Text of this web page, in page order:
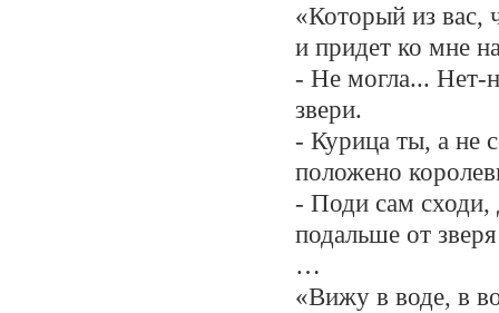
«Который из вас,
и придет ко мне
- Не могла... Нет-
звери.
- Курица ты, а не
положено
- Поди сам сходи,
подальше от
…
«Вижу в воде, в